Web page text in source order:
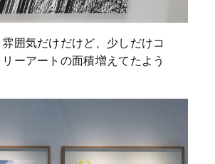
囲気だけだけど、少しだけコ
ーアートの面積増えてたよう